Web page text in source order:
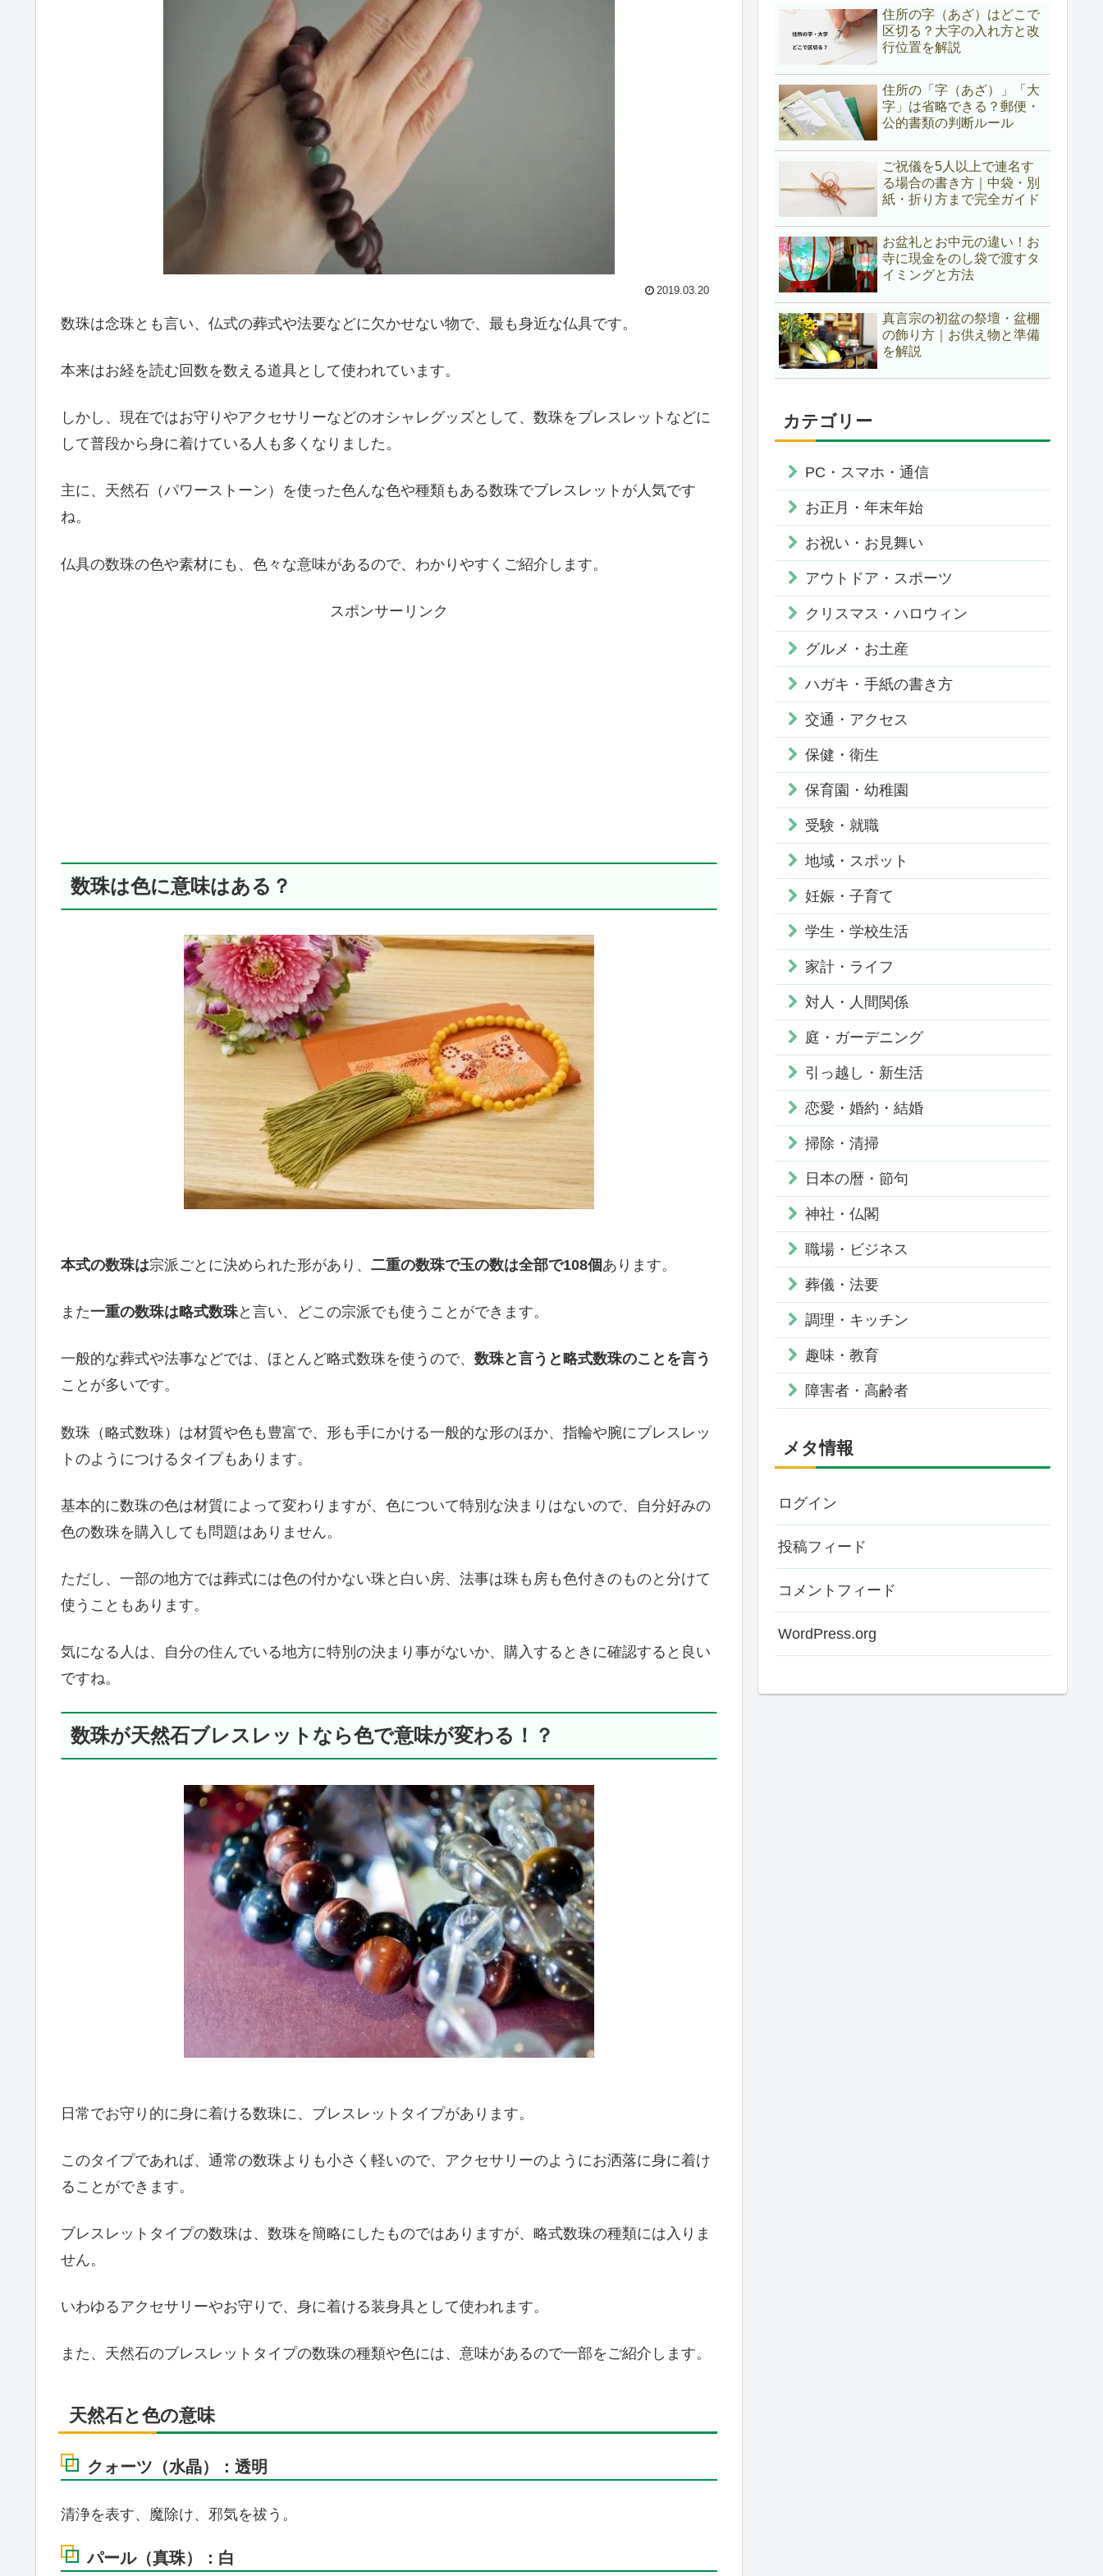
2019.03.20
数珠は念珠とも言い、仏式の葬式や法要などに欠かせない物で、最も身近な仏具です。
本来はお経を読む回数を数える道具として使われています。
しかし、現在ではお守りやアクセサリーなどのオシャレグッズとして、数珠をブレスレットなどに
して普段から身に着けている人も多くなりました。
主に、天然石（パワーストーン）を使った色んな色や種類もある数珠でブレスレットが人気です
ね。
仏具の数珠の色や素材にも、色々な意味があるので、わかりやすくご紹介します。
スポンサーリンク
数珠は色に意味はある？
本式の数珠は宗派ごとに決められた形があり、 二重の数珠で玉の数は全部で108個 あります。
また一重の数珠は略式数珠と言い、どこの宗派でも使うことができます。
一般的な葬式や法事などでは、ほとんど略式数珠を使うので、 数珠と言うと略式数珠のことを言う
ことが多いです。
数珠（略式数珠）は材質や色も豊富で、形も手にかける一般的な形のほか、指輪や腕にブレスレッ
トのようにつけるタイプもあります。
基本的に数珠の色は材質によって変わりますが、色について特別な決まりはないので、自分好みの
色の数珠を購入しても問題はありません。
ただし、一部の地方では葬式には色の付かない珠と白い房、法事は珠も房も色付きのものと分けて
使うこともあります。
気になる人は、自分の住んでいる地方に特別の決まり事がないか、購入するときに確認すると良い
ですね。
数珠が天然石ブレスレットなら色で意味が変わる！？
日常でお守り的に身に着ける数珠に、ブレスレットタイプがあります。
このタイプであれば、通常の数珠よりも小さく軽いので、アクセサリーのようにお洒落に身に着け
ることができます。
ブレスレットタイプの数珠は、数珠を簡略にしたものではありますが、略式数珠の種類には入りま
せん。
いわゆるアクセサリーやお守りで、身に着ける装身具として使われます。
また、天然石のブレスレットタイプの数珠の種類や色には、意味があるので一部をご紹介します。
天然石と色の意味
クォーツ（水晶）：透明
清浄を表す、魔除け、邪気を祓う。
パール（真珠）：白
住所の字（あざ）はどこで
区切る？大字の入れ方と改
行位置を解説
住所の「字（あざ）」「大
字」は省略できる？郵便・
公的書類の判断ルール
ご祝儀を5人以上で連名す
る場合の書き方｜中袋・別
紙・折り方まで完全ガイド
お盆礼とお中元の違い！お
寺に現金をのし袋で渡すタ
イミングと方法
真言宗の初盆の祭壇・盆棚
の飾り方｜お供え物と準備
を解説
カテゴリー
PC・スマホ・通信
お正月・年末年始
お祝い・お見舞い
アウトドア・スポーツ
クリスマス・ハロウィン
グルメ・お土産
ハガキ・手紙の書き方
交通・アクセス
保健・衛生
保育園・幼稚園
受験・就職
地域・スポット
妊娠・子育て
学生・学校生活
家計・ライフ
対人・人間関係
庭・ガーデニング
引っ越し・新生活
恋愛・婚約・結婚
掃除・清掃
日本の暦・節句
神社・仏閣
職場・ビジネス
葬儀・法要
調理・キッチン
趣味・教育
障害者・高齢者
メタ情報
ログイン
投稿フィード
コメントフィード
WordPress.org